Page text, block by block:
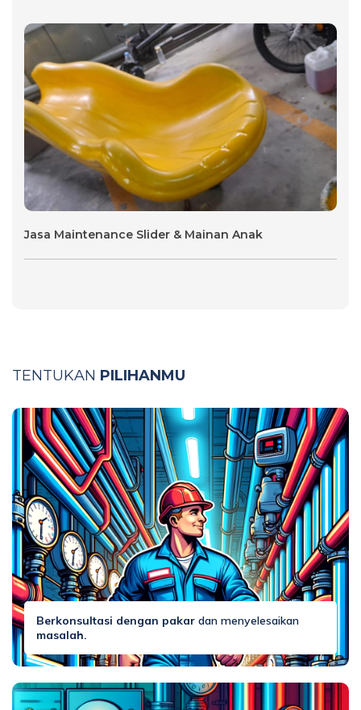
Jasa Maintenance Slider & Mainan Anak
TENTUKAN PILIHANMU
Berkonsultasi dengan pakar dan menyelesaikan
masalah.